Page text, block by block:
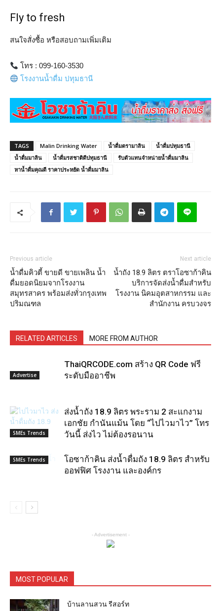
Fly to fresh
สนใจสั่งซื้อ หรือสอบถามเพิ่มเติม
โทร : 099-160-3530
โรงงานน้ำดื่ม ปทุมธานี
TAGS Malin Drinking Water น้ำดื่มตรามาลิน
น้ำดื่มปทุมธานี
น้ำดื่มมาลิน
น้ำดื่มรสชาติดีปทุมธานี
รับตัวแทนจำหน่ายน้ำดื่มมาลิน
หาน้ำดื่มคุณดี ราคาประหยัด น้ำดื่มมาลิน
Previous article
น้ำดื่มคิวตี้ ขายดี ขายเพลิน น้ำ
ดื่มยอดนิยมจากโรงงาน
สมุทรสาคร พร้อมส่งทั่วกรุงเทพ
ปริมณฑล
Next article
น้ำถัง 18.9 ลิตร ตราโอซาก้าคิน
บริการจัดส่งน้ำดื่มสำหรับ
โรงงาน นิคมอุตสาหกรรม และ
สำนักงาน ครบวงจร
RELATED ARTICLES MORE FROM AUTHOR
Advertise
ThaiQRCODE.com สร้าง QR Code ฟรี
ระดับมืออาชีพ
SMEs Trends
ส่งน้ำถัง 18.9 ลิตร พระราม 2 สะแกงาม
เอกชัย กำนันแม้น โดย “ไปไวมาไว” โทร
วันนี้ ส่งไว ไม่ต้องรอนาน
SMEs Trends
โอซาก้าคิน ส่งน้ำดื่มถัง 18.9 ลิตร สำหรับ
ออฟฟิศ โรงงาน และองค์กร
- Advertisement -
MOST POPULAR
บ้านลานสวน รีสอร์ท